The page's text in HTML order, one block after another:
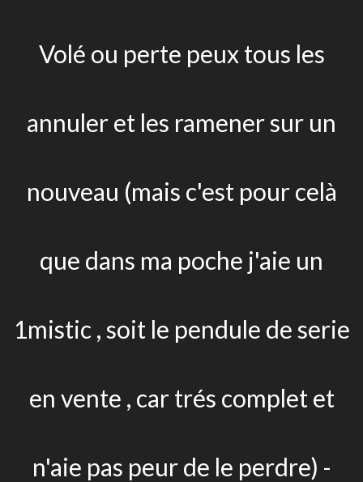
Volé ou perte peux tous les
annuler et les ramener sur un
nouveau (mais c'est pour celà
que dans ma poche j'aie un
1mistic , soit le pendule de serie
en vente , car trés complet et
n'aie pas peur de le perdre) -